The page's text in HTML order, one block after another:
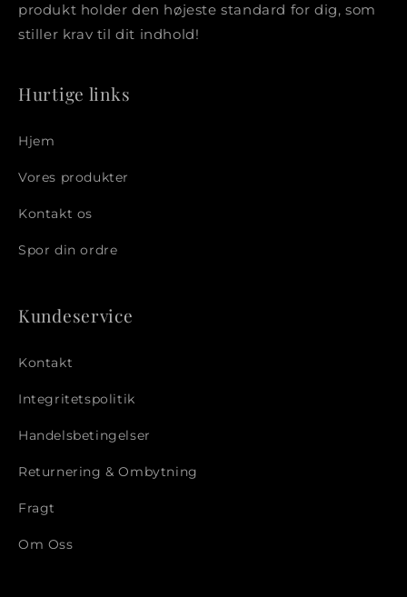
produkt holder den højeste standard for dig, som
stiller krav til dit indhold!
Hurtige links
Hjem
Vores produkter
Kontakt os
Spor din ordre
Kundeservice
Kontakt
Integritetspolitik
Handelsbetingelser
Returnering & Ombytning
Fragt
Om Oss